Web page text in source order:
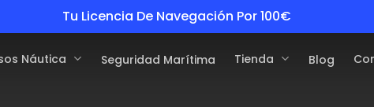
Tu Licencia De Navegación Por 100€
Náutica Seguridad Marítima Tienda Blog